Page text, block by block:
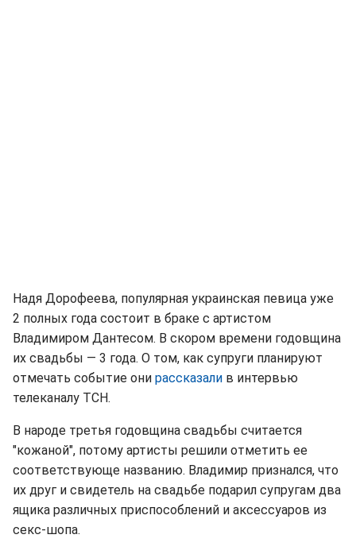
Надя Дорофеева, популярная украинская певица уже
2 полных года состоит в браке с артистом
Владимиром Дантесом. В скором времени годовщина
их свадьбы — 3 года. О том, как супруги планируют
отмечать событие они рассказали в интервью
телеканалу ТСН.
В народе третья годовщина свадьбы считается
"кожаной", потому артисты решили отметить ее
соответствующе названию. Владимир признался, что
их друг и свидетель на свадьбе подарил супругам два
ящика различных приспособлений и аксессуаров из
секс-шопа.